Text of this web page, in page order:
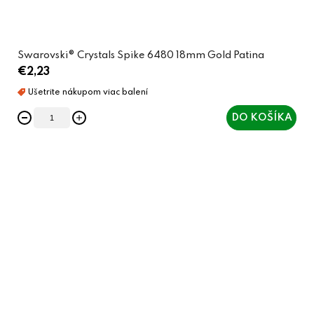
Swarovski® Crystals Spike 6480 18mm Gold Patina
€2,23
DO KOŠÍKA